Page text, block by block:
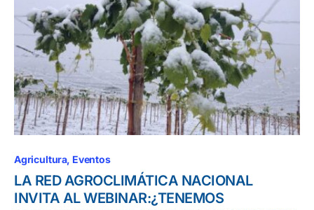
Agricultura Eventos
LA RED AGROCLIMÁTICA NACIONAL
INVITA AL WEBINAR:¿TENEMOS